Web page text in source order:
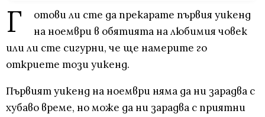
Г
отови ли сте да прекарате първия уикенд
на ноември в обятията на любимия човек
или ли сте сигурни, че ще намерите го
откриете този уикенд.
Първият уикенд на ноември няма да ни зарадва с
хубаво време, но може да ни зарадва с приятни